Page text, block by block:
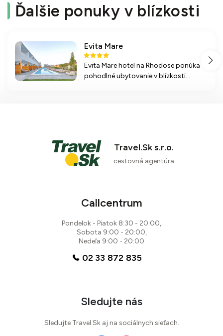
Ďalšie ponuky v blízkosti
Evita Mare
Evita Mare hotel na Rhodose ponúka
pohodlné ubytovanie v blízkosti
Travel.Sk s.r.o.
cestovná agentúra
Callcentrum
Pondelok - Piatok 8:30 - 20:00,
Sobota 9:00 - 20:00,
Nedeľa 9:00 - 20:00
02 33 872 835
Sledujte nás
Sledujte Travel.Sk aj na sociálnych sieťach.